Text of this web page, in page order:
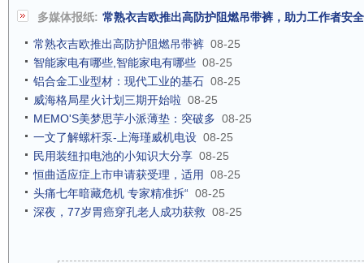
多媒体报纸: 常熟衣吉欧推出高防护阻燃吊带裤，助力工作者安
常熟衣吉欧推出高防护阻燃吊带裤 08-25
智能家电有哪些,智能家电有哪些 08-25
铝合金工业型材：现代工业的基石 08-25
威海格局星火计划三期开始啦 08-25
MEMO'S美梦思芋小派薄垫：突破多 08-25
一文了解螺杆泵-上海瑾威机电设 08-25
民用装纽扣电池的小知识大分享 08-25
恒曲适应症上市申请获受理，适用
08-25
头痛七年暗藏危机 专家精准拆“ 08-25
深夜，77岁胃癌穿孔老人成功获救 08-25